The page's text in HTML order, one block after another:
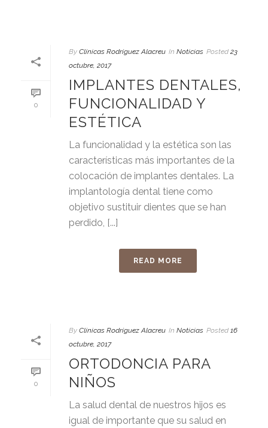
0
By Clínicas Rodríguez Alacreu In Noticias Posted 23
octubre, 2017
IMPLANTES DENTALES,
FUNCIONALIDAD Y
ESTÉTICA
La funcionalidad y la estética son las
características más importantes de la
colocación de implantes dentales. La
implantología dental tiene como
objetivo sustituir dientes que se han
perdido, [...]
READ MORE
0
By Clínicas Rodríguez Alacreu In Noticias Posted 16
octubre, 2017
ORTODONCIA PARA
NIÑOS
La salud dental de nuestros hijos es
igual de importante que su salud en